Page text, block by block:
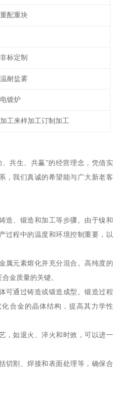
配重块
标定制
耐盐雾
镀炉
工来样加工订制加工
共生、共赢”的经营理念，凭借实
，我们真诚的希望能与广大新老客
造、锻造和加工等步骤。由于镍和
过程中的温度和环境控制重要，以
属元素熔化并充分混合。高纯度的
金质量的关键。
可通过铸造或锻造成型。锻造过程
合金的晶体结构，提高其力学性
，如退火、淬火和时效，可以进一
切割、焊接和表面处理等，确保合